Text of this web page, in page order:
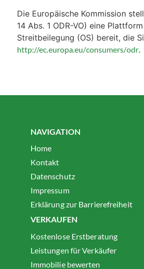
Die Europäische Kommission
14 Abs. 1 ODR-VO) eine
Streitbeilegung (OS) bereit, die
http://ec.europa.eu/consumers/odr.
NAVIGATION
Home
Kontakt
Datenschutz
Impressum
Erklärung zur Barrierefreiheit
VERKAUFEN
Kostenlose Erstberatung
Leistungen für Verkäufer
Immobilie bewerten